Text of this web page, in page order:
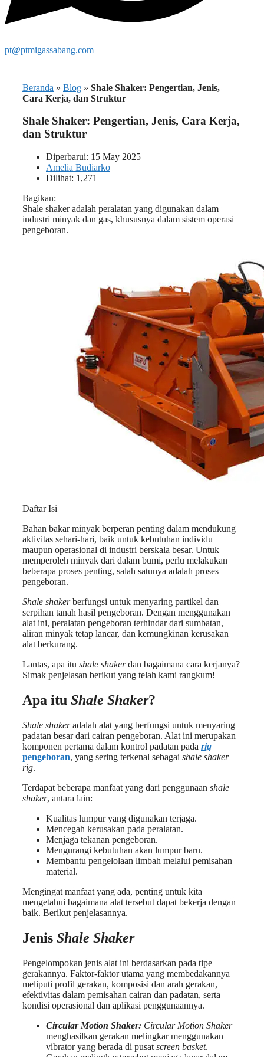
pt@ptmigassabang.com
Beranda » Blog » Shale Shaker: Pengertian, Jenis,
Cara Kerja, dan Struktur
Shale Shaker: Pengertian, Jenis, Cara Kerja,
dan Struktur
Diperbarui: 15 May 2025
Amelia Budiarko
Dilihat: 1,271
Bagikan:
Shale shaker adalah peralatan yang digunakan dalam
industri minyak dan gas, khususnya dalam sistem operasi
pengeboran.
Daftar Isi
Bahan bakar minyak berperan penting dalam mendukung
aktivitas sehari-hari, baik untuk kebutuhan individu
maupun operasional di industri berskala besar. Untuk
memperoleh minyak dari dalam bumi, perlu melakukan
beberapa proses penting, salah satunya adalah proses
pengeboran.
Shale shakerberfungsi untuk menyaring partikel dan
serpihan tanah hasil pengeboran. Dengan menggunakan
alat ini, peralatan pengeboran terhindar dari sumbatan,
aliran minyak tetap lancar, dan kemungkinan kerusakan
alat berkurang.
Lantas, apa itu shale shakerdan bagaimana cara kerjanya?
Simak penjelasan berikut yang telah kami rangkum!
Apa itu Shale Shaker?
Shale shakeradalah alat yang berfungsi untuk menyaring
padatan besar dari cairan pengeboran. Alat ini merupakan
komponen pertama dalam kontrol padatan pada rig
pengeboran, yang sering terkenal sebagai shale shaker
rig.
Terdapat beberapa manfaat yang dari penggunaan shale
shaker, antara lain:
Kualitas lumpur yang digunakan terjaga.
Mencegah kerusakan pada peralatan.
Menjaga tekanan pengeboran.
Mengurangi kebutuhan akan lumpur baru.
Membantu pengelolaan limbah melalui pemisahan
material.
Mengingat manfaat yang ada, penting untuk kita
mengetahui bagaimana alat tersebut dapat bekerja dengan
baik. Berikut penjelasannya.
Jenis Shale Shaker
Pengelompokan jenis alat ini berdasarkan pada tipe
gerakannya. Faktor-faktor utama yang membedakannya
meliputi profil gerakan, komposisi dan arah gerakan,
efektivitas dalam pemisahan cairan dan padatan, serta
kondisi operasional dan aplikasi penggunaannya.
Circular Motion Shaker: Circular Motion Shaker
menghasilkan gerakan melingkar menggunakan
vibrator yang berada di pusat screen basket.